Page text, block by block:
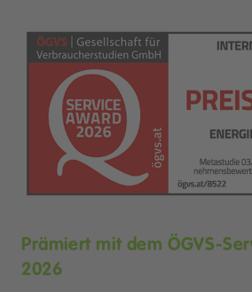
Prämiert mit dem ÖGVS-
2026